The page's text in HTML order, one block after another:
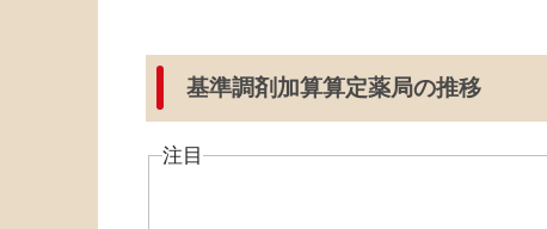
基準調剤加算算定薬局の推移
注目